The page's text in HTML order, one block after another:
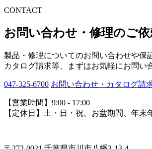
CONTACT
お問い合わせ・修理のご
製品・修理についてのお問い合わせや保
カタログ請求等、まずはお気軽にお問い
047-325-6700 お問い合わせ・カタログ請
【営業時間】9:00 - 17:00
【定休日】土・日・祝、お盆期間、年末